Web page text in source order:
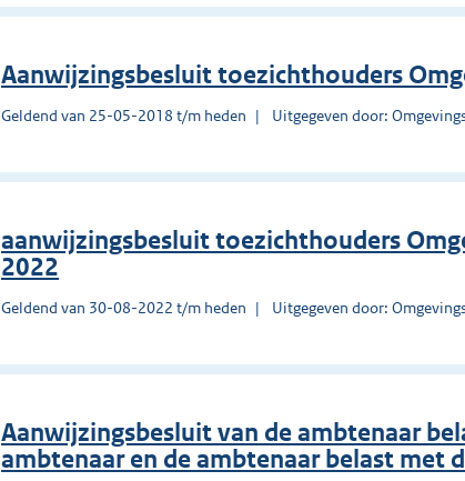
Aanwijzingsbesluit toezichthouders
Geldend van 25-05-2018 t/m heden Uitgegeven door:
aanwijzingsbesluit toezichthouders
2022
Geldend van 30-08-2022 t/m heden Uitgegeven door:
Aanwijzingsbesluit van de ambtenaar
ambtenaar en de ambtenaar belast met